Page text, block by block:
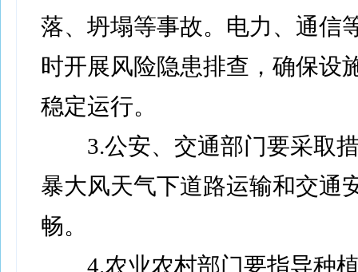
落、坍塌等事故。电力、通信
时开展风险隐患排查，确保设
稳定运行。
3.公安、交通部门要采取措
暴大风天气下道路运输和交通
畅。
4.农业农村部门要指导种